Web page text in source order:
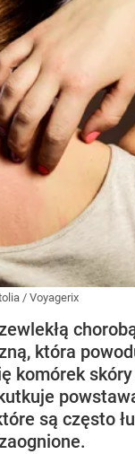
/ Voyagerix
która
komórek
są często